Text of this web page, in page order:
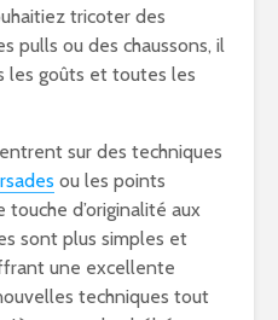
tricoter des
pulls ou des chaussons, il
les goûts et toutes les
sur des techniques
ou les points
d’originalité aux
sont plus simples et
une excellente
techniques tout